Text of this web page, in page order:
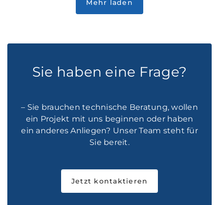
Sie haben eine Frage?
– Sie brauchen technische Beratung, wollen
ein Projekt mit uns beginnen oder haben
ein anderes Anliegen? Unser Team steht für
Sie bereit.
Jetzt kontaktieren